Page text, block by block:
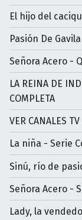
El hijo del
Pasión De
Señora Acero -
LA REINA DE
COMPLETA
VER CANALES
La niña - Serie
Sinú, río de
Señora Acero -
Lady, la